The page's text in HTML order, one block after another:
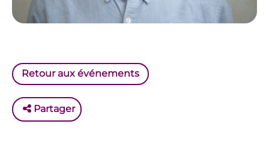
Retour aux événements
Partager